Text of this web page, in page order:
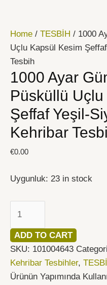
Home / TESBİH / 1000
Uçlu Kapsül Kesim
Tesbih
1000 Ayar
Püsküllü
Şeffaf Yeşil-
Kehribar
€0.00
Uygunluk: 23 in stock
Gümüş
Kazaz
Püsküllü
Uçlu
Kapsül
Kesim
Şeffaf
Yeşil-
Ateş
Tesbih
quantity
ADD TO CART
SKU: 101004643
Kehribar Tesbihler,
Ürünün Yapımında